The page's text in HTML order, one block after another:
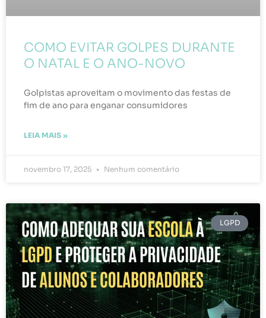
COMO EVITAR GOLPES DURANTE
O NATAL E O ANO-NOVO
Golpistas aproveitam o movimento das festas de
fim de ano para enganar consumidores
LEIA MAIS »
novembro 17, 2025 Nenhum comentário
LGPD